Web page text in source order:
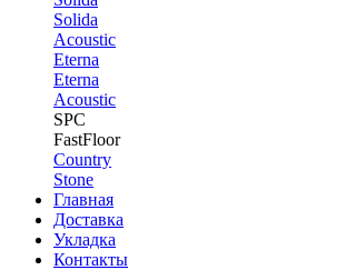
Solida
Acoustic
Eterna
Eterna
Acoustic
SPC
FastFloor
Country
Stone
Главная
Доставка
Укладка
Контакты